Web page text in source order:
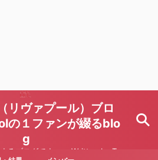
リヴァプール）ブロ
１ファンが綴るblo
g
するブログです Written by To